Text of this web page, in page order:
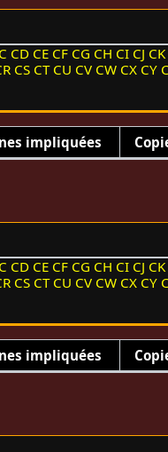
CD CE CF CG CH CI CJ CK
CS CT CU CV CW CX CY
impliquées
CD CE CF CG CH CI CJ CK
CS CT CU CV CW CX CY
impliquées